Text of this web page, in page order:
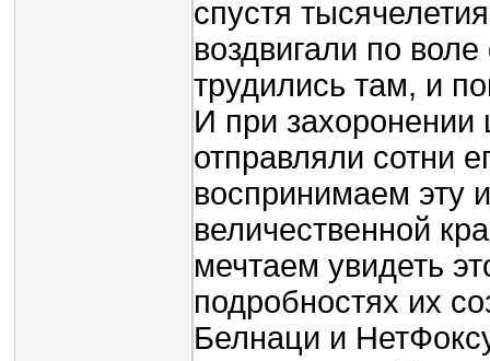
спустя
воздвигали по
трудились там, и
И при захоронении
отправляли сотни
воспринимаем
величественной
мечтаем увидеть
подробностях их
Белнаци и